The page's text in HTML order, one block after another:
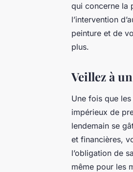
qui concerne la
l’intervention
peinture et de
plus.
Veillez à
Une fois que
impérieux de
lendemain se
et financières,
l’obligation de
même pour les